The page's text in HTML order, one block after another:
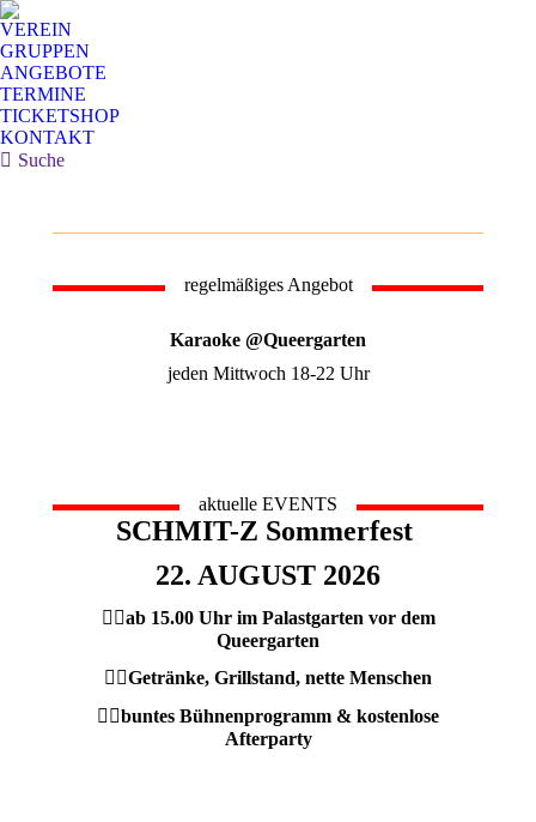
VEREIN
GRUPPEN
ANGEBOTE
TERMINE
TICKETSHOP
KONTAKT
Search:
Suche
regelmäßiges Angebot
Karaoke @Queergarten
jeden Mittwoch 18-22 Uhr
aktuelle EVENTS
SCHMIT-Z Sommerfest
22. AUGUST 2026
🏳️‍🌈ab 15.00 Uhr im Palastgarten vor dem
Queergarten
🏳️‍🌈Getränke, Grillstand, nette Menschen
🏳️‍🌈buntes Bühnenprogramm & kostenlose
Afterparty